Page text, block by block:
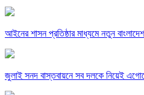
আইনের শাসন প্রতিষ্ঠার মাধ্যমে নতুন
জুলাই সনদ বাস্তবায়নে সব দলকে নিয়েই